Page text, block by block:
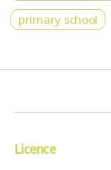
primary school
Licence